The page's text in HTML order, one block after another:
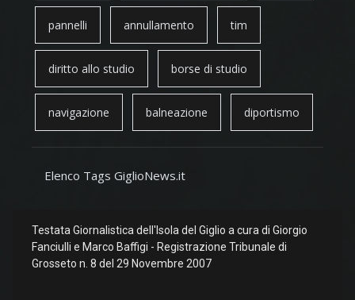
pannelli annullamento tim
diritto allo studio borse di studio
navigazione balneazione diportismo
Elenco Tags GiglioNews.it
Testata Giornalistica dell'Isola del Giglio a cura di Giorgio
Fanciulli e Marco Baffigi - Registrazione Tribunale di
Grosseto n. 8 del 29 Novembre 2007